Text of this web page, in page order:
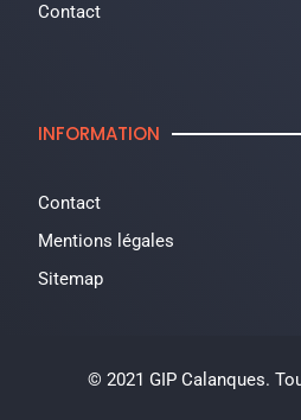
Contact
INFORMATION
Contact
Mentions légales
Sitemap
© 2021 GIP Calanques.